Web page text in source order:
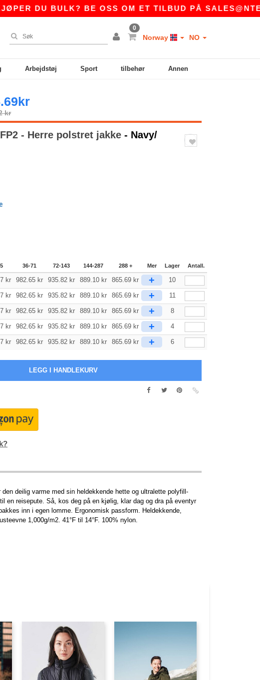
DU BULK? BE OSS OM ET TILBUD PÅ
0
Norway NO
Arbejdstøj Sport tilbehør Annen
kr
- Herre polstret jakke - Navy/
36-71 72-143 144-287 288 + Mer Lager Antall.
kr 982.65 kr 935.82 kr 889.10 kr 865.69 kr + 10
kr 982.65 kr 935.82 kr 889.10 kr 865.69 kr + 11
kr 982.65 kr 935.82 kr 889.10 kr 865.69 kr + 8
kr 982.65 kr 935.82 kr 889.10 kr 865.69 kr + 4
kr 982.65 kr 935.82 kr 889.10 kr 865.69 kr + 6
deilig varme med sin heldekkende hette og ultralette polyfill-
en reisepute. Så, kos deg på en kjølig, klar dag og dra på eventyr
inn i egen lomme. Ergonomisk passform. Heldekkende,
1,000g/m2. 41°F til 14°F. 100% nylon.